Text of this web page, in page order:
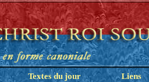
Textes du jour Liens